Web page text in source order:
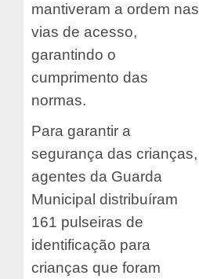
mantiveram a ordem nas
vias de acesso,
garantindo o
cumprimento das
normas.
Para garantir a
segurança das crianças,
agentes da Guarda
Municipal distribuíram
161 pulseiras de
identificação para
crianças que foram